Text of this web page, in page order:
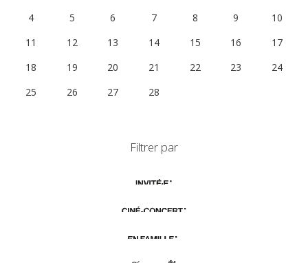
4
5 6 7 8 9
10
11
12 13 14 15 16
17
18
19 20 21 22 23
24
25
26 27 28
Filtrer par